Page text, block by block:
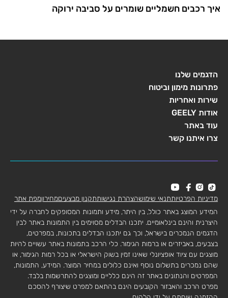
איך רכבים חשמליים שומרים על סביבה ירוקה
הדגמים שלנו
פתרונות מימון וביטוח
שירות ואחריות
אודות GEELY
עוד באתר
צרו איתנו קשר
מדיניות הפרטיותתנאי שימושהצהרת נגישותתקנון מבצעיםמחירוןמפת אתר
המידע המוצג באתר כולל, בין היתר, מידע ותמונות המסופקים לחברה על ידי
היצרנית והינם בינלאומיים. יתכנו הבדלים מסוימים בין התמונות באתר לבין
הדגמים הנמכרים בישראל, וכך גם יתכנו הבדלים בתכונות, במפרטים,
בצבעים, באביזרים או ברמות הגימור. כלי הרכב בתמונות באתר עשויים להיות
מוצגים עם ציוד אופציונלי שאינו זמין בשוק הישראלי או בכל רמות הגימור, או
שהם נמכרים בתשלום נוסף ואינם כלולים במחיר המוצר. המידע, התמונות,
המפרטים והנתונים באתר זה הינם כלליים ומוצגים להתרשמות בלבד.
מפרט הרכב והאבזור הקובעים הינם בהתאם למפרט שיצורף להסכם